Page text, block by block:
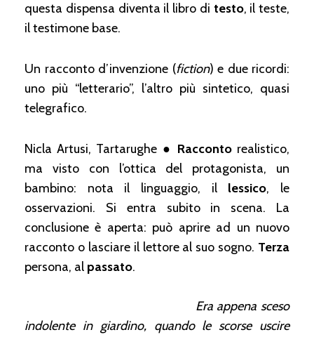
questa dispensa diventa il libro di testo, il teste,
il testimone base.
Un racconto d’invenzione (fiction) e due ricordi:
uno più “letterario”, l’altro più sintetico, quasi
telegrafico.
Nicla Artusi, Tartarughe ● Raccontorealistico,
ma visto con l’ottica del protagonista, un
bambino: nota il linguaggio, il lessico, le
osservazioni. Si entra subito in scena. La
conclusione è aperta: può aprire ad un nuovo
racconto o lasciare il lettore al suo sogno. Terza
persona, al passato.
Era appena sceso
indolente in giardino, quando le scorse uscire